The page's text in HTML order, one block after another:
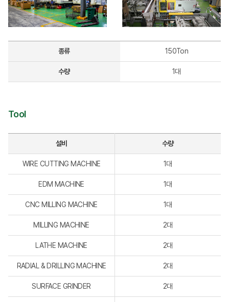
종류 150Ton
수량 1대
Tool
설비 수량
WIRE CUTTING MACHINE 1대
EDM MACHINE 1대
CNC MILLING MACHINE 1대
MILLING MACHINE 2대
LATHE MACHINE 2대
RADIAL & DRILLING MACHINE 2대
SURFACE GRINDER 2대